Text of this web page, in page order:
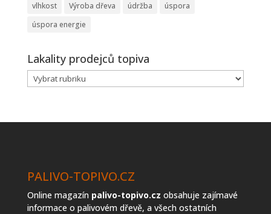
vlhkost
Výroba dřeva údržba
úspora
úspora energie
Lakality prodejců topiva
Lakality
prodejců
PALIVO-TOPIVO.CZ
Online magazín palivo-topivo.cz obsahuje zajímavé
informace o palivovém dřevě, a všech ostatních